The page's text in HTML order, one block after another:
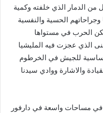
من الدمار الذي خلفته وكمية
وجراحاتهم الحسية والنفسية
الحرب في مستواها
الذي عجزت فيه المليشيا
للجيش في الخرطوم
والاشارة ووادي سيدنا
في مساحات واسعة في دارفور